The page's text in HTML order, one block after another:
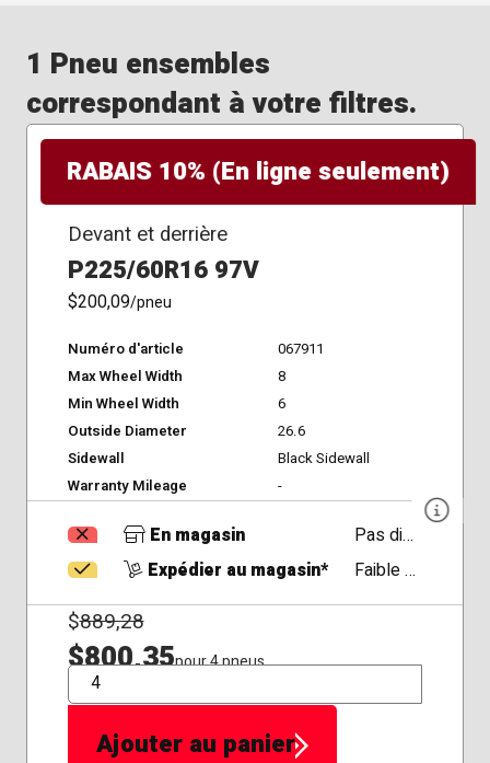
1 Pneu ensembles
correspondant à votre filtres.
RABAIS 10% (En ligne seulement)
Devant et derrière
P225/60R16 97V
$200,09/pneu
Numéro d'article
067911
Max Wheel Width
8
Min Wheel Width
6
Outside Diameter
26.6
Sidewall
Black Sidewall
Warranty Mileage
-
En magasin
Pas disponible
Expédier au magasin*
Faible Disponibilité
$889,28
$800,35pour 4 pneus
QTÉ
Ajouter au panier